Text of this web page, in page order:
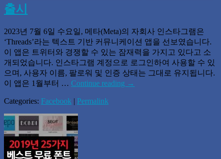
출시
2023년 7월 6일 수요일, 메타(Meta)의 자회사 인스타그램은
‘Threads’라는 텍스트 기반 커뮤니케이션 앱을 선보였습니다.
이 앱은 트위터와 경쟁할 수 있는 잠재력을 가지고 있다고 소
개되었습니다. 인스타그램 계정으로 로그인하여 사용할 수 있
으며, 사용자 이름, 팔로워 및 인증 상태는 그대로 유지됩니다.
이 앱은 1월부터 … Continue reading →
Categories: Facebook | Permalink